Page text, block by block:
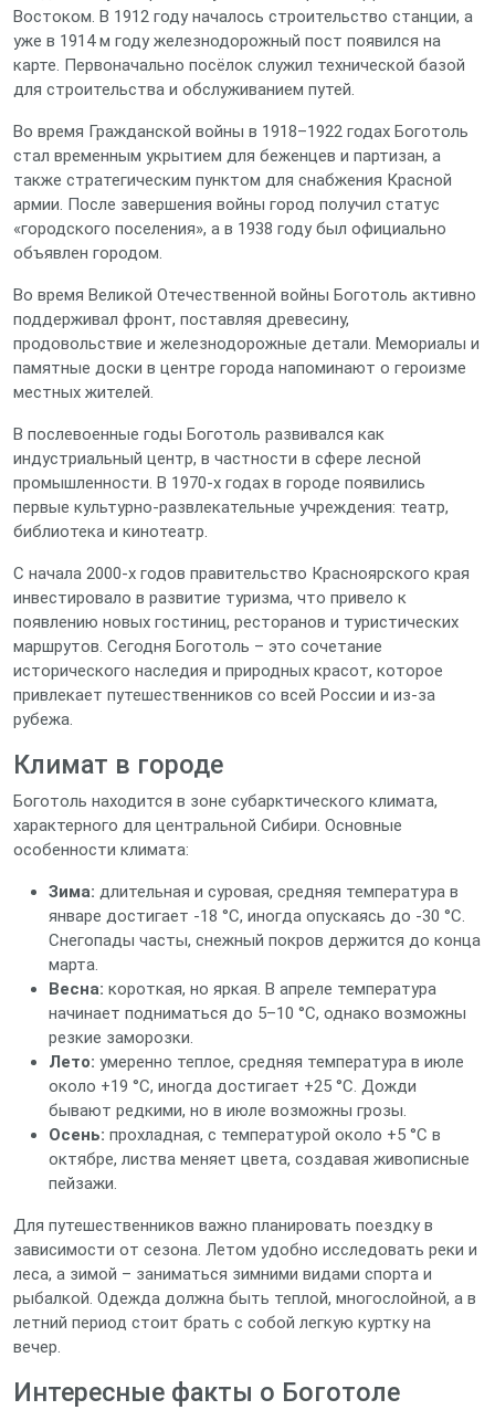
Востоком. В 1912 году началось строительство станции, а
уже в 1914 м году железнодорожный пост появился на
карте. Первоначально посёлок служил технической базой
для строительства и обслуживанием путей.
Во время Гражданской войны в 1918–1922 годах Боготоль
стал временным укрытием для беженцев и партизан, а
также стратегическим пунктом для снабжения Красной
армии. После завершения войны город получил статус
«городского поселения», а в 1938 году был официально
объявлен городом.
Во время Великой Отечественной войны Боготоль активно
поддерживал фронт, поставляя древесину,
продовольствие и железнодорожные детали. Мемориалы и
памятные доски в центре города напоминают о героизме
местных жителей.
В послевоенные годы Боготоль развивался как
индустриальный центр, в частности в сфере лесной
промышленности. В 1970‑х годах в городе появились
первые культурно‑развлекательные учреждения: театр,
библиотека и кинотеатр.
С начала 2000‑х годов правительство Красноярского края
инвестировало в развитие туризма, что привело к
появлению новых гостиниц, ресторанов и туристических
маршрутов. Сегодня Боготоль – это сочетание
исторического наследия и природных красот, которое
привлекает путешественников со всей России и из-за
рубежа.
Климат в городе
Боготоль находится в зоне субарктического климата,
характерного для центральной Сибири. Основные
особенности климата:
Зима: длительная и суровая, средняя температура в
январе достигает -18 °C, иногда опускаясь до -30 °C.
Снегопады часты, снежный покров держится до конца
марта.
Весна: короткая, но яркая. В апреле температура
начинает подниматься до 5–10 °C, однако возможны
резкие заморозки.
Лето: умеренно теплое, средняя температура в июле
около +19 °C, иногда достигает +25 °C. Дожди
бывают редкими, но в июле возможны грозы.
Осень: прохладная, с температурой около +5 °C в
октябре, листва меняет цвета, создавая живописные
пейзажи.
Для путешественников важно планировать поездку в
зависимости от сезона. Летом удобно исследовать реки и
леса, а зимой – заниматься зимними видами спорта и
рыбалкой. Одежда должна быть теплой, многослойной, а в
летний период стоит брать с собой легкую куртку на
вечер.
Интересные факты о Боготоле